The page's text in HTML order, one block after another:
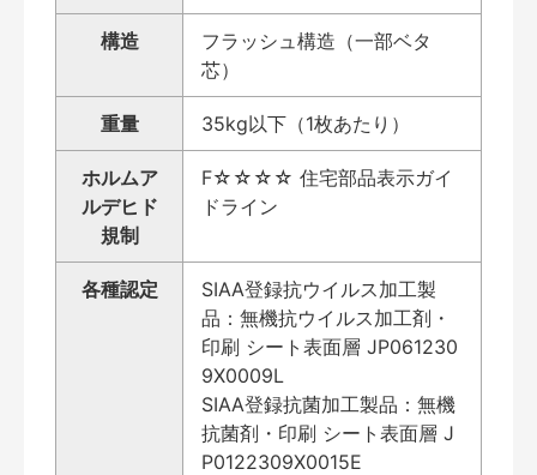
構造
フラッシュ構造（一部ベタ
芯）
重量 35kg以下（1枚あたり）
ホルムア
ルデヒド
規制
F☆☆☆☆ 住宅部品表示ガイ
ドライン
各種認定
SIAA登録抗ウイルス加工製
品：無機抗ウイルス加工剤・
印刷 シート表面層 JP061230
9X0009L
SIAA登録抗菌加工製品：無機
抗菌剤・印刷 シート表面層 J
P0122309X0015E